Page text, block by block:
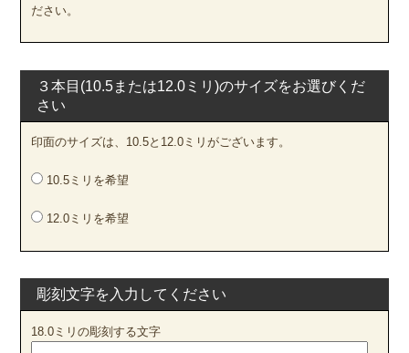
ださい。
３本目(10.5または12.0ミリ)のサイズをお選びくだ
さい
印面のサイズは、10.5と12.0ミリがございます。
10.5ミリを希望
12.0ミリを希望
彫刻文字を入力してください
18.0ミリの彫刻する文字